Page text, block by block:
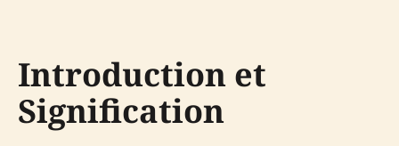
Introduction et
Signification